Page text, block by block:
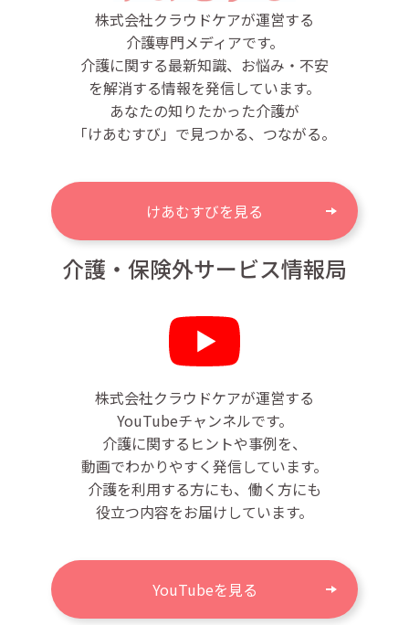
株式会社クラウドケアが運営する
介護専門メディアです。
介護に関する最新知識、お悩み・不安
を解消する情報を発信しています。
あなたの知りたかった介護が
「けあむすび」で見つかる、つながる。
けあむすびを見る
介護・保険外サービス情報局
株式会社クラウドケアが運営する
YouTubeチャンネルです。
介護に関するヒントや事例を、
動画でわかりやすく発信しています。
介護を利用する方にも、働く方にも
役立つ内容をお届けしています。
YouTubeを見る